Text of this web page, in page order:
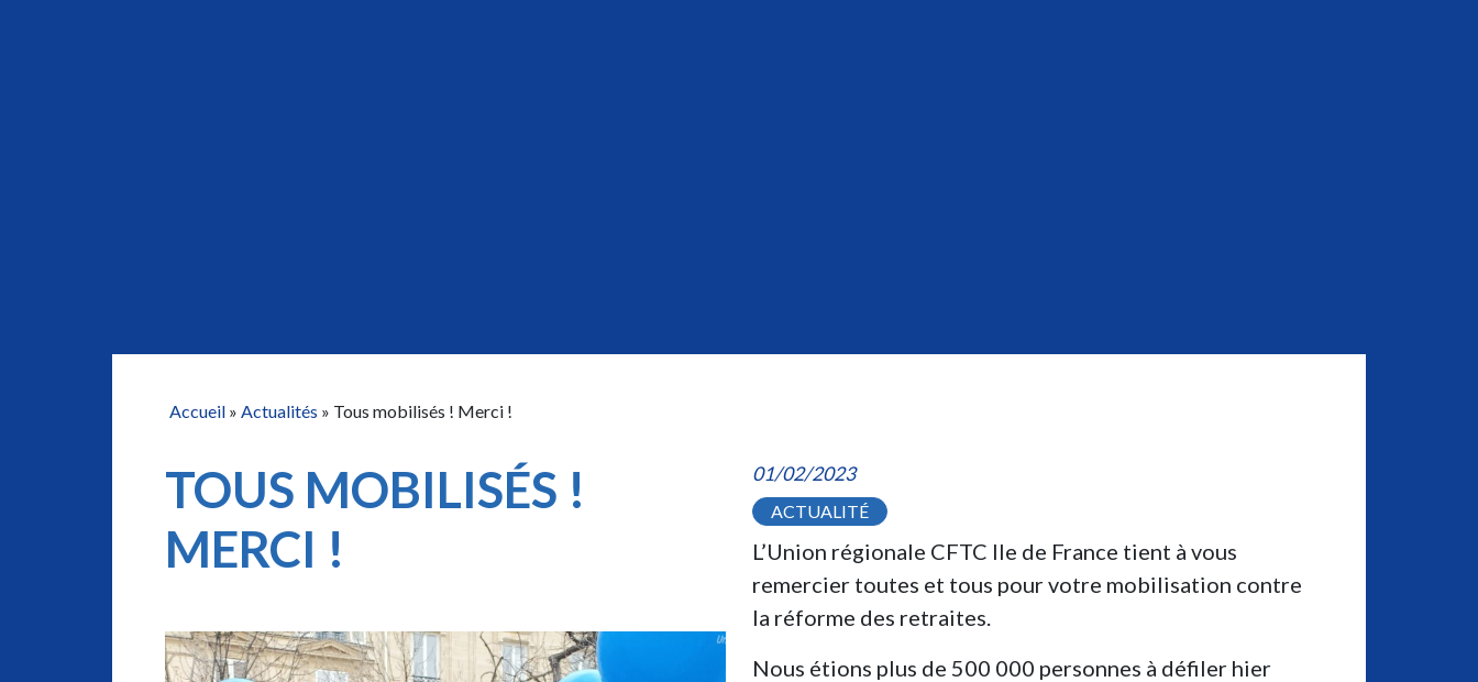
Accueil » Actualités » Tous mobilisés ! Merci !
TOUS MOBILISÉS !
MERCI !
01/02/2023
ACTUALITÉ
L’Union régionale CFTC Ile de France tient à vous
remercier toutes et tous pour votre mobilisation contre
la réforme des retraites.
Nous étions plus de 500 000 personnes à défiler hier